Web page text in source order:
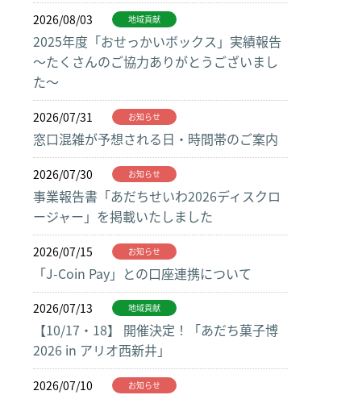
2026/08/03 地域貢献
2025年度「おせっかいボックス」実績報告
～たくさんのご協力ありがとうございまし
た～
2026/07/31 お知らせ
窓口混雑が予想される日・時間帯のご案内
2026/07/30 お知らせ
事業報告書「あだちせいわ2026ディスクロ
ージャー」を掲載いたしました
2026/07/15 お知らせ
「J-Coin Pay」との口座連携について
2026/07/13 地域貢献
【10/17・18】 開催決定！「あだち菓子博
2026 in アリオ西新井」
2026/07/10 お知らせ